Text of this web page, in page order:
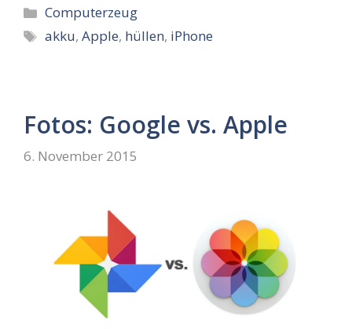
Kategorien
Computerzeug
Schlagwörter
akku,Apple, hüllen, iPhone
Fotos: Google vs. Apple
6. November 2015